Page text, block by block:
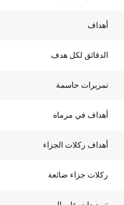
أهداف
الدقائق لكل هدف
تمريرات حاسمة
أهداف في مرماه
أهداف ركلات الجزاء
ركلات جزاء ضائعة